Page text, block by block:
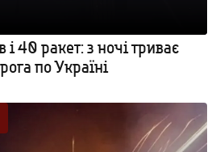
40 ракет: з ночі триває
по Україні